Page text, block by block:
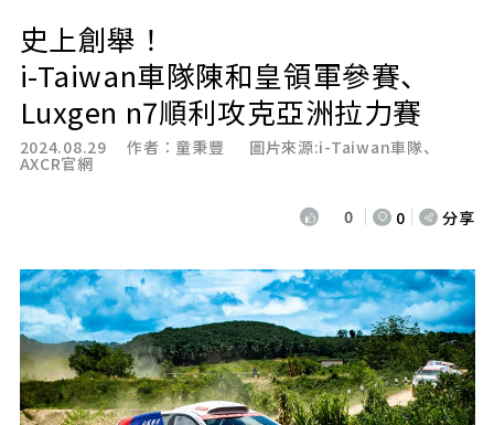
史上創舉！
i-Taiwan車隊陳和皇領軍參賽、
Luxgen n7順利攻克亞洲拉力賽
2024.08.29 作者： 童秉豐 圖片來源:i-Taiwan車隊、
AXCR官網
0 0 分享